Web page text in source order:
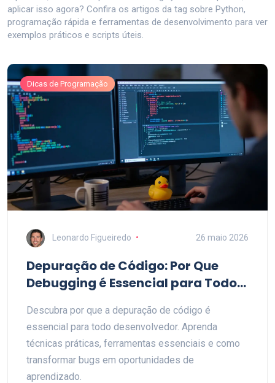
aplicar isso agora? Confira os artigos da tag sobre Python,
programação rápida e ferramentas de desenvolvimento para ver
exemplos práticos e scripts úteis.
Dicas de Programação
Leonardo Figueiredo 26 maio 2026
Depuração de Código: Por Que
Debugging é Essencial para Todo
Descubra por que a depuração de código é
essencial para todo desenvolvedor. Aprenda
técnicas práticas, ferramentas essenciais e como
transformar bugs em oportunidades de
aprendizado.